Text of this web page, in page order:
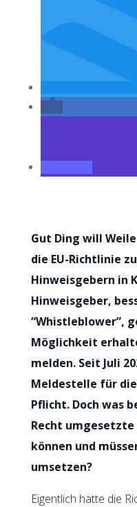
Gut Ding will
die EU-Richtlinie
Hinweisgebern in
Hinweisgeber,
“Whistleblower”,
Möglichkeit
melden. Seit Juli
Meldestelle für
Pflicht. Doch was
Recht
können und
umsetzen?
Eigentlich hätte die